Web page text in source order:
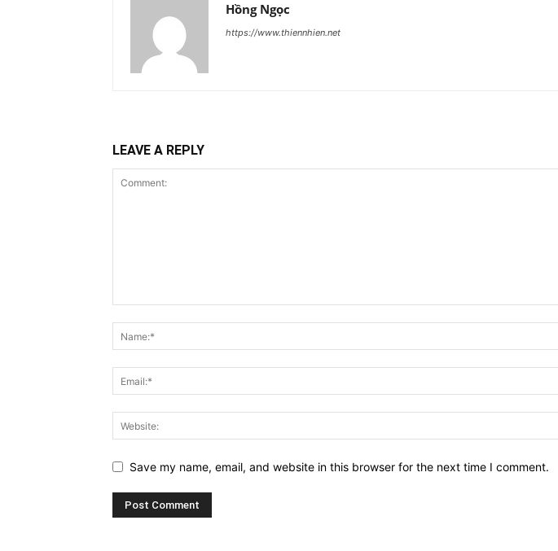
Hồng Ngọc
https://www.thiennhien.net
LEAVE A REPLY
Save my name, email, and website in this browser for the next time I comment.